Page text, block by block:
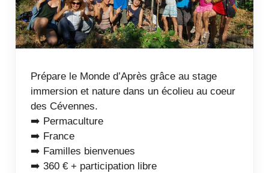
Prépare le Monde d’Après grâce au stage
immersion et nature dans un écolieu au coeur
des Cévennes.
➡️ Permaculture
➡️ France
➡️ Familles bienvenues
➡️ 360 € + participation libre